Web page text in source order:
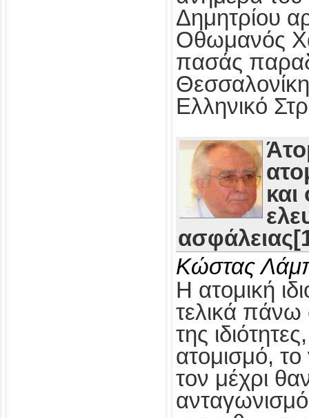
Δημητρίου
Οθωμανός
πασάς
Ελληνικό
Κώστας
Η ατομική
τελικά πάνω
της
ατομισμό,
τον μέχρι